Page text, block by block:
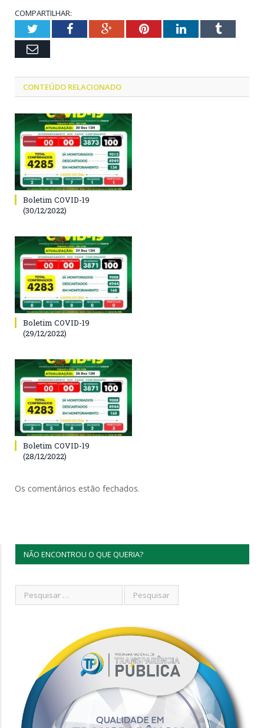
COMPARTILHAR:
TwitterFacebookGoogle+PinterestLinkedInTumblr
Email
CONTEÚDO RELACIONADO
Boletim COVID-19
(30/12/2022)
Boletim COVID-19
(29/12/2022)
Boletim COVID-19
(28/12/2022)
Os comentários estão fechados.
NÃO ENCONTROU O QUE QUERIA?